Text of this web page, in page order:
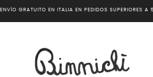
ENVÍO GRATUITO EN ITALIA EN PEDIDOS SUPERIORES A